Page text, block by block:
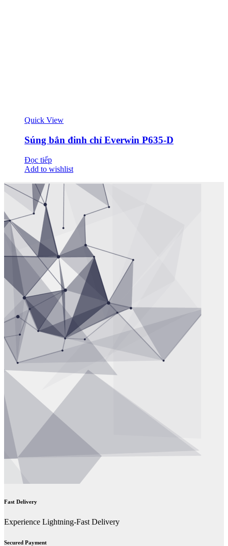
Quick View
Súng bắn đinh chỉ Everwin P635-D
Đọc tiếp
Add to wishlist
Fast Delivery
Experience Lightning-Fast Delivery
Secured Payment